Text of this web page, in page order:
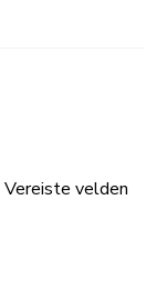
Vereiste velden